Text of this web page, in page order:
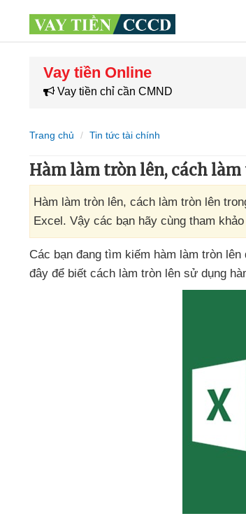
Vay tiền Online
Vay tiền chỉ cần CMND
Trang chủ Tin tức tài chính
Hàm làm tròn lên, cách
Hàm làm tròn lên, cách làm tròn lên
Excel. Vậy các bạn hãy cùng tham
Các bạn đang tìm kiếm hàm làm tròn lên
đây để biết cách làm tròn lên sử dụng